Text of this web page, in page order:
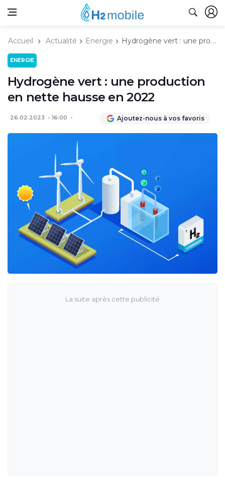
Accueil Actualité Energie Hydrogène vert : une production en nette hausse en 2022
ENERGIE
Hydrogène vert : une production
en nette hausse en 2022
26.02.2023 16:00 Ajoutez-nous à vos favoris